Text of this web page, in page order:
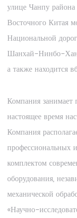
улице Чанпу
Восточного Китая
Национальной
Шанхай-Нинбо-
а также находится
Компания
настоящее время
Компания
профессиональных
комплектом
оборудования,
механической
«Научно-